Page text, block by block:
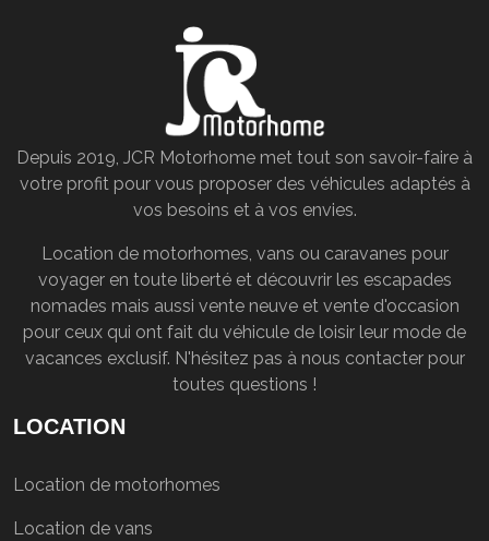
Depuis 2019, JCR Motorhome met tout son savoir-faire à
votre profit pour vous proposer des véhicules adaptés à
vos besoins et à vos envies.
Location de motorhomes, vans ou caravanes pour
voyager en toute liberté et découvrir les escapades
nomades mais aussi vente neuve et vente d'occasion
pour ceux qui ont fait du véhicule de loisir leur mode de
vacances exclusif. N'hésitez pas à nous contacter pour
toutes questions !
LOCATION
Location de motorhomes
Location de vans